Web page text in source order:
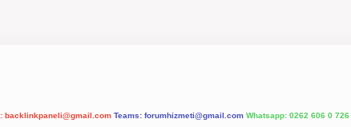
backlinkpaneli@gmail.com Teams: forumhizmeti@gmail.com Whatsapp: 0262 606 0 726